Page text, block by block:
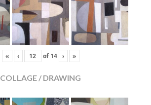
« ‹ of 14 › »
COLLAGE / DRAWING